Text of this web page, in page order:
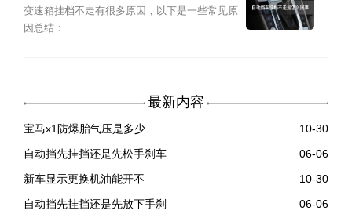
变速箱挂档不走有很多原因，以下是一些常见原
因总结： ...
最新内容
宝马x1防爆胎气压是多少
10-30
自动挡先挂挡还是先松手刹车
06-06
新车显示更换机油能开不
10-30
自动挡先挂挡还是先放下手刹
06-06